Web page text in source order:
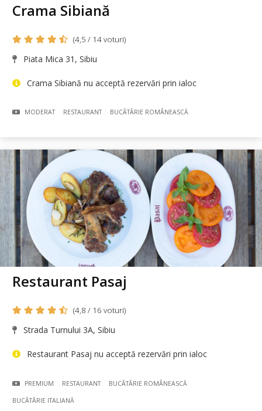
Crama Sibiană
(4,5 / 14 voturi)
Piata Mica 31, Sibiu
Crama Sibiană nu acceptă rezervări prin ialoc
MODERAT RESTAURANT BUCÃTÃRIE ROMÂNEASCĂ
Restaurant Pasaj
(4,8 / 16 voturi)
Strada Turnului 3A, Sibiu
Restaurant Pasaj nu acceptă rezervări prin ialoc
PREMIUM RESTAURANT BUCÃTÃRIE ROMÂNEASCĂ
BUCÃTÃRIE ITALIANĂ